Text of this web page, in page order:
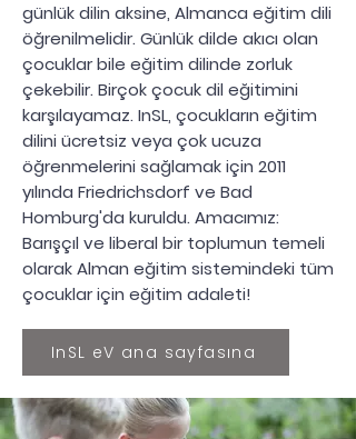
günlük dilin aksine, Almanca eğitim dili
öğrenilmelidir. Günlük dilde akıcı olan
çocuklar bile eğitim dilinde zorluk
çekebilir. Birçok çocuk dil eğitimini
karşılayamaz. InSL, çocukların eğitim
dilini ücretsiz veya çok ucuza
öğrenmelerini sağlamak için 2011
yılında Friedrichsdorf ve Bad
Homburg'da kuruldu. Amacımız:
Barışçıl ve liberal bir toplumun temeli
olarak Alman eğitim sistemindeki tüm
çocuklar için eğitim adaleti!
InSL eV ana sayfasına